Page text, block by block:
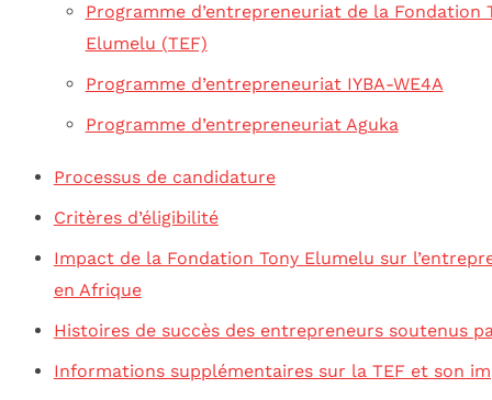
Programme d’entrepreneuriat de la Fondation
Elumelu (TEF)
Programme d’entrepreneuriat IYBA-WE4A
Programme d’entrepreneuriat Aguka
Processus de candidature
Critères d’éligibilité
Impact de la Fondation Tony Elumelu sur
en Afrique
Histoires de succès des entrepreneurs soutenus
Informations supplémentaires sur la TEF et son